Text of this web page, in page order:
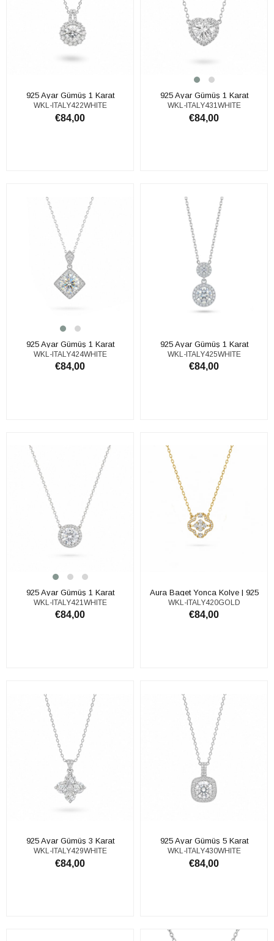
925 Ayar Gümüş 1 Karat
Moissanite Taşlı Tektaş Kolye
WKL-ITALY422WHITE
€84,00
925 Ayar Gümüş 1 Karat
Moissanite Taşlı Tektaş Kolye
WKL-ITALY431WHITE
€84,00
925 Ayar Gümüş 1 Karat
Moissanite Taşlı Tektaş Kolye
WKL-ITALY424WHITE
€84,00
925 Ayar Gümüş 1 Karat
Moissanite Taşlı Tektaş Kolye
WKL-ITALY425WHITE
€84,00
925 Ayar Gümüş 1 Karat
Moissanite Taşlı Tektaş Kolye
WKL-ITALY421WHITE
€84,00
Aura Baget Yonca Kolye | 925
Ayar Gümüş Kolye
WKL-ITALY420GOLD
€84,00
925 Ayar Gümüş 3 Karat
Moissanite Taşlı Tektaş Kolye
WKL-ITALY429WHITE
€84,00
925 Ayar Gümüş 5 Karat
Moissanite Taşlı Tektaş Kolye
WKL-ITALY430WHITE
€84,00